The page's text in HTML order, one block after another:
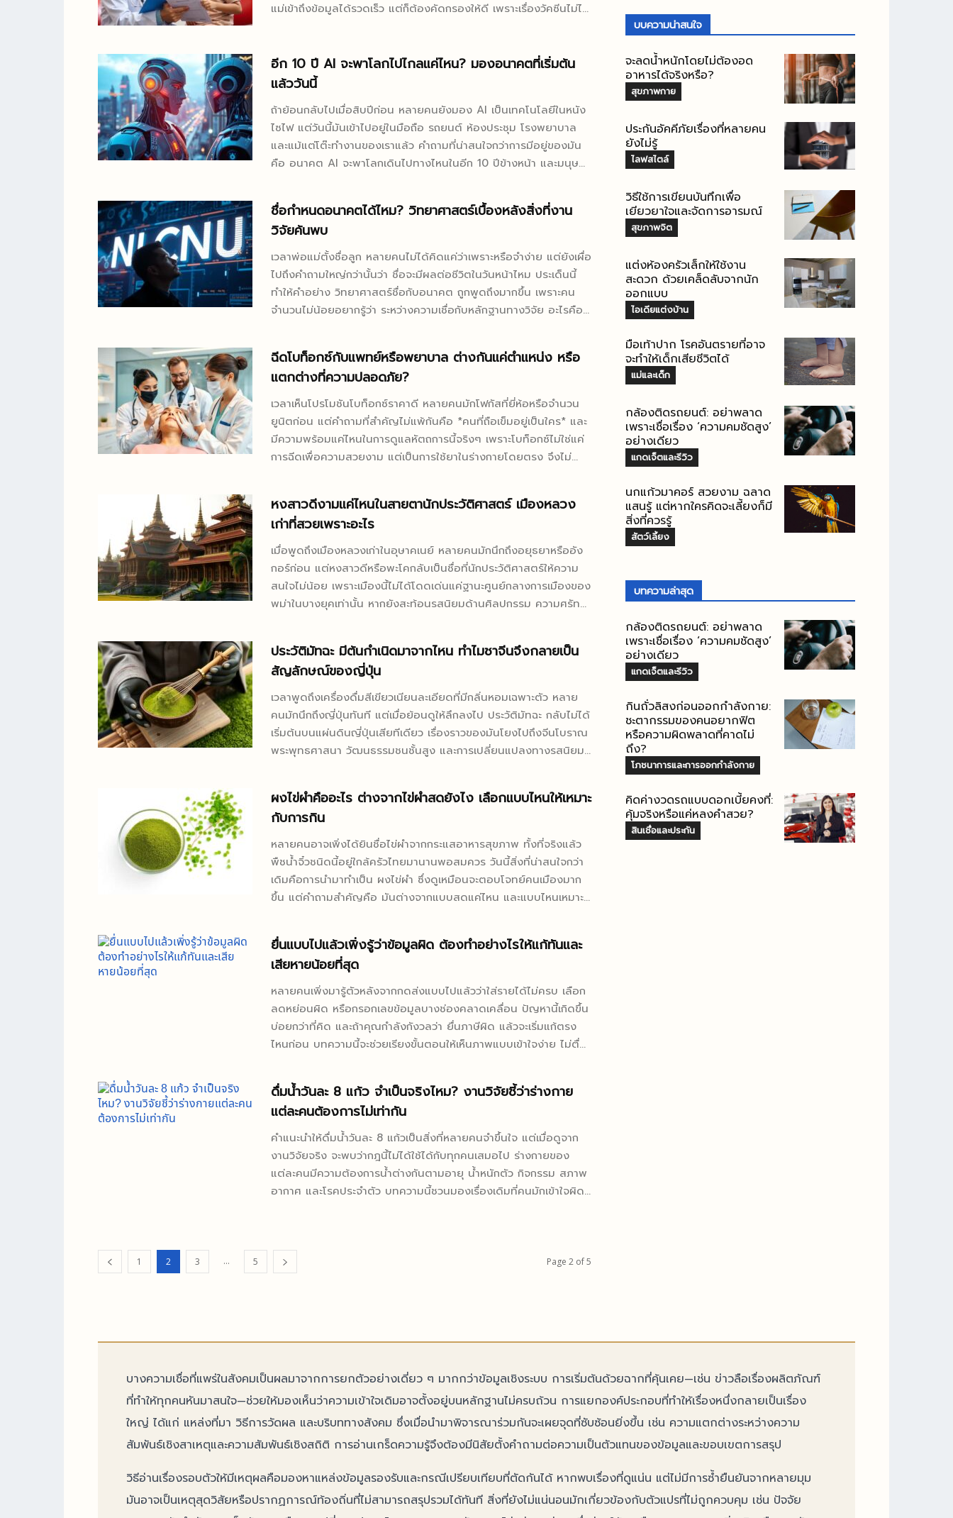
แม่เข้าถึงข้อมูลได้รวดเร็ว แต่ก็ต้องคัดกรองให้ดี เพราะเรื่องวัคซีนไม่ได้
โมเดล “บังคับฉีดทุกเข็มแบบมีโทษอาญา” เหมือนบางประเทศ แต่เลือก
ใช้แนวทางเชิงนโยบายสาธารณสุขที่เข้มแข็งกว่า คือจัดวัคซีนพื้นฐานให้
บทความนี้จะพาไล่เรียงตั้งแต่ฐานกฎหมาย นโยบายรัฐ ไปจนถึงสิทธิ
และหน้าที่ของผู้ปกครอง...
อีก 10 ปี AI จะพาโลกไปไกลแค่ไหน? มองอนาคตที่เริ่มต้น
แล้ววันนี้
ถ้าย้อนกลับไปเมื่อสิบปีก่อน หลายคนยังมอง AI เป็นเทคโนโลยีในหนัง
ไซไฟ แต่วันนี้มันเข้าไปอยู่ในมือถือ รถยนต์ ห้องประชุม โรงพยาบาล
และแม้แต่โต๊ะทำงานของเราแล้ว คำถามที่น่าสนใจกว่าการมีอยู่ของมัน
คือ อนาคต AI จะพาโลกเดินไปทางไหนในอีก 10 ปีข้างหน้า และมนุษย์
ด้านน่ากังวลเพียงอย่างเดียว เพราะ AI กำลังเปลี่ยนสถานะจาก “เครื่อง
มือช่วยงาน” ไปสู่ “โครงสร้างพื้นฐานใหม่”...
ชื่อกำหนดอนาคตได้ไหม? วิทยาศาสตร์เบื้องหลังสิ่งที่งาน
วิจัยค้นพบ
เวลาพ่อแม่ตั้งชื่อลูก หลายคนไม่ได้คิดแค่ว่าเพราะหรือจำง่าย แต่ยังเผื่อ
ไปถึงคำถามใหญ่กว่านั้นว่า ชื่อจะมีผลต่อชีวิตในวันหน้าไหม ประเด็นนี้
ทำให้คำอย่าง วิทยาศาสตร์ชื่อกับอนาคต ถูกพูดถึงมากขึ้น เพราะคน
จำนวนไม่น้อยอยากรู้ว่า ระหว่างความเชื่อกับหลักฐานทางวิจัย อะไรคือ
เศรษฐศาสตร์ และภาษาศาสตร์ชี้ตรงกันว่า ชื่อสามารถส่งผลต่อ ความ
ประทับใจแรก การถูกมองเห็น และโอกาสบางอย่างในชีวิตได้ เพียงแต่
ผลนั้นมักเกิดผ่านการรับรู้ของคนอื่น...
ฉีดโบท็อกซ์กับแพทย์หรือพยาบาล ต่างกันแค่ตำแหน่ง หรือ
แตกต่างที่ความปลอดภัย?
เวลาเห็นโปรโมชันโบท็อกซ์ราคาดี หลายคนมักโฟกัสที่ยี่ห้อหรือจำนวน
ยูนิตก่อน แต่คำถามที่สำคัญไม่แพ้กันคือ *คนที่ถือเข็มอยู่เป็นใคร* และ
มีความพร้อมแค่ไหนในการดูแลหัตถการนี้จริงๆ เพราะโบท็อกซ์ไม่ใช่แค่
การฉีดเพื่อความสวยงาม แต่เป็นการใช้ยาในร่างกายโดยตรง จึงไม่
“เก่งกว่า” แต่อยู่ที่ *ขอบเขตวิชาชีพ ความรับผิดชอบ และความสามารถ
ในการรับมือกับความเสี่ยง* มากกว่า เพราะในโลกความจริง ความ
ปลอดภัยของการฉีดโบท็อกซ์ไม่ได้วัดจากป้ายหน้าห้องเพียงอย่างเดียว
แต่วัดจากคนประเมินเคส คนวางแผนการรักษา และคนที่พร้อมแก้ปัญหา
ได้ทันทีหากเกิดเรื่องไม่คาดคิดทำไมคำถามนี้ถึงสำคัญกว่าที่หลายคนคิด
โบท็อกซ์คือสาร botulinum...
หงสาวดีงามแค่ไหนในสายตานักประวัติศาสตร์ เมืองหลวง
เก่าที่สวยเพราะอะไร
เมื่อพูดถึงเมืองหลวงเก่าในอุษาคเนย์ หลายคนมักนึกถึงอยุธยาหรืออัง
กอร์ก่อน แต่หงสาวดีหรือพะโคกลับเป็นชื่อที่นักประวัติศาสตร์ให้ความ
สนใจไม่น้อย เพราะเมืองนี้ไม่ได้โดดเด่นแค่ฐานะศูนย์กลางการเมืองของ
พม่าในบางยุคเท่านั้น หากยังสะท้อนรสนิยมด้านศิลปกรรม ความศรัทธา
พระราชวัง แต่คือการมองทั้งเมืองในฐานะงานออกแบบที่มีความหมาย
ทางประวัติศาสตร์ซ่อนอยู่ทุกชั้น คำถามที่น่าสนใจก็คือ ถ้ามองด้วย
สายตาของนักประวัติศาสตร์ ความงามของหงสาวดีอยู่ตรงไหนกันแน่
อยู่ที่ยอดเจดีย์สีทองซึ่งมองเห็นแต่ไกล อยู่ที่ผังเมืองซึ่งจัดวางอย่างมี
นัยทางการเมือง หรืออยู่ที่การผสมผสานอิทธิพลมอญกับพม่าจนเกิด
เอกลักษณ์เฉพาะตัว คำตอบจริง ๆ อาจไม่ใช่อย่างใดอย่างหนึ่ง แต่เป็น
ประวัติศาสตร์ศิลป์ คำว่า...
ประวัติมัทฉะ มีต้นกำเนิดมาจากไหน ทำไมชาจีนจึงกลายเป็น
สัญลักษณ์ของญี่ปุ่น
เวลาพูดถึงเครื่องดื่มสีเขียวเนียนละเอียดที่มีกลิ่นหอมเฉพาะตัว หลาย
คนมักนึกถึงญี่ปุ่นทันที แต่เมื่อย้อนดูให้ลึกลงไป ประวัติมัทฉะ กลับไม่ได้
เริ่มต้นบนแผ่นดินญี่ปุ่นเสียทีเดียว เรื่องราวของมันโยงไปถึงจีนโบราณ
พระพุทธศาสนา วัฒนธรรมชนชั้นสูง และการเปลี่ยนแปลงทางรสนิยมที่
กลายเป็นเอกลักษณ์ของอีกประเทศหนึ่ง จากผงชาที่เคยใช้ในจีน สู่พิธีชง
ชาที่พิถีพิถันของญี่ปุ่น และต่อยอดจนเป็นสินค้าระดับโลกในปัจจุบัน นี่
จึงไม่ใช่แค่เรื่องของชา แต่เป็นเรื่องของอารยธรรม ความทรงจำ และ
รสนิยมที่ถูกสร้างขึ้นใหม่มัทฉะมีต้นกำเนิดจากจีน ไม่ใช่ญี่ปุ่นโดยตรง
หากตอบแบบสั้นที่สุด ต้นกำเนิดของมัทฉะต้องย้อนไปที่ จีนในสมัย
ราชวงศ์ถังและราชวงศ์ซ่ง...
ผงไข่ผำคืออะไร ต่างจากไข่ผำสดยังไง เลือกแบบไหนให้เหมาะ
กับการกิน
หลายคนอาจเพิ่งได้ยินชื่อไข่ผำจากกระแสอาหารสุขภาพ ทั้งที่จริงแล้ว
พืชน้ำจิ๋วชนิดนี้อยู่ใกล้ครัวไทยมานานพอสมควร วันนี้สิ่งที่น่าสนใจกว่า
เดิมคือการนำมาทำเป็น ผงไข่ผำ ซึ่งดูเหมือนจะตอบโจทย์คนเมืองมาก
ขึ้น แต่คำถามสำคัญคือ มันต่างจากแบบสดแค่ไหน และแบบไหนเหมาะ
เป็นวัตถุดิบชนิดเดียวกัน แค่ต่างรูปแบบการขายเท่านั้น แต่ในความเป็น
จริง ความต่างระหว่างแบบผงกับแบบสดมีผลทั้งเรื่องรสสัมผัส วิธีใช้
อายุการเก็บรักษา ไปจนถึงคุณค่าทางโภชนาการบางส่วน บทความนี้จะ
พาไล่ดูตั้งแต่ภาพกว้างไปจนถึงรายละเอียดที่คนเลือกซื้อควรรู้ผงไข่ผำ
คืออะไรผงไข่ผำ คือผลิตภัณฑ์ที่ได้จากการนำไข่ผำสด ซึ่งเป็นพืชน้ำ
ขนาดเล็กมากในกลุ่ม Wolffia มาผ่านกระบวนการทำให้แห้ง แล้วบดเป็น
ผงละเอียด จุดประสงค์หลักคือเพื่อให้เก็บได้นาน...
ยื่นแบบไปแล้วเพิ่งรู้ว่าข้อมูลผิด ต้องทำอย่างไรให้แก้ทันและ
เสียหายน้อยที่สุด
หลายคนเพิ่งมารู้ตัวหลังจากกดส่งแบบไปแล้วว่าใส่รายได้ไม่ครบ เลือก
ลดหย่อนผิด หรือกรอกเลขข้อมูลบางช่องคลาดเคลื่อน ปัญหานี้เกิดขึ้น
บ่อยกว่าที่คิด และถ้าคุณกำลังกังวลว่า ยื่นภาษีผิด แล้วจะเริ่มแก้ตรง
ไหนก่อน บทความนี้จะช่วยเรียงขั้นตอนให้เห็นภาพแบบเข้าใจง่าย ไม่ตื่น
อย่าคิดว่าพอยื่นไปแล้วจะย้อนกลับไม่ได้ เพราะในทางปฏิบัติยังมีทางแก้
ไม่ว่าจะเป็นการขอแก้ไขข้อมูล การยื่นเพิ่มเติม หรือการเตรียมเอกสาร
ชี้แจงในกรณีที่ข้อมูลกระทบยอดภาษีที่ต้องจ่ายหรือภาษีที่ขอคืน
ประเด็นคือคุณต้องรู้ก่อนว่า “ผิดแบบไหน” และ “ควรแก้ผ่านช่องทาง
ใด” เพื่อให้เสียเวลาน้อยที่สุดก่อนแก้ ต้องแยกให้ออกว่าผิดแบบไหนข้อ
ผิดพลาดในการยื่นแบบภาษีไม่ได้มีน้ำหนักเท่ากันทั้งหมด...
ดื่มน้ำวันละ 8 แก้ว จำเป็นจริงไหม? งานวิจัยชี้ว่าร่างกาย
แต่ละคนต้องการไม่เท่ากัน
คำแนะนำให้ดื่มน้ำวันละ 8 แก้วเป็นสิ่งที่หลายคนจำขึ้นใจ แต่เมื่อดูจาก
งานวิจัยจริง จะพบว่ากฎนี้ไม่ได้ใช้ได้กับทุกคนเสมอไป ร่างกายของ
แต่ละคนมีความต้องการน้ำต่างกันตามอายุ น้ำหนักตัว กิจกรรม สภาพ
อากาศ และโรคประจำตัว บทความนี้ชวนมองเรื่องเดิมที่คนมักเข้าใจผิด
มีระบบควบคุมสมดุลน้ำที่ละเอียดกว่าที่คิด ความกระหาย สีปัสสาวะ
1 2 3 ... 5 Page 2 of 5
บบความน่าสนใจ
จะลดน้ำหนักโดยไม่ต้องอด
อาหารได้จริงหรือ?
สุขภาพกาย
ประกันอัคคีภัยเรื่องที่หลายคน
ยังไม่รู้
ไลฟสไตล์
วิธีใช้การเขียนบันทึกเพื่อ
เยียวยาใจและจัดการอารมณ์
สุขภาพจิต
แต่งห้องครัวเล็กให้ใช้งาน
สะดวก ด้วยเคล็ดลับจากนัก
ออกแบบ
ไอเดียแต่งบ้าน
มือเท้าปาก โรคอันตรายที่อาจ
จะทำให้เด็กเสียชีวิตได้
แม่และเด็ก
กล้องติดรถยนต์: อย่าพลาด
เพราะเชื่อเรื่อง ‘ความคมชัดสูง’
อย่างเดียว
แกดเจ็ตและรีวิว
นกแก้วมาคอร์ สวยงาม ฉลาด
แสนรู้ แต่หากใครคิดจะเลี้ยงก็มี
สิ่งที่ควรรู้
สัตว์เลี้ยง
บทความล่าสุด
กล้องติดรถยนต์: อย่าพลาด
เพราะเชื่อเรื่อง ‘ความคมชัดสูง’
อย่างเดียว
แกดเจ็ตและรีวิว
กินถั่วลิสงก่อนออกกำลังกาย:
ชะตากรรมของคนอยากฟิต
หรือความผิดพลาดที่คาดไม่
ถึง?
โภชนาการและการออกกำลังกาย
คิดค่างวดรถแบบดอกเบี้ยคงที่:
คุ้มจริงหรือแค่หลงคำสวย?
สินเชื่อและประกัน
บางความเชื่อที่แพร่ในสังคมเป็นผลมาจากการยกตัวอย่างเดี่ยว ๆ มากกว่าข้อมูลเชิงระบบ การเริ่มต้นด้วยฉากที่คุ้นเคย—เช่น ข่าวลือเรื่องผลิตภัณฑ์
ที่ทำให้ทุกคนหันมาสนใจ—ช่วยให้มองเห็นว่าความเข้าใจเดิมอาจตั้งอยู่บนหลักฐานไม่ครบถ้วน การแยกองค์ประกอบที่ทำให้เรื่องหนึ่งกลายเป็นเรื่อง
ใหญ่ ได้แก่ แหล่งที่มา วิธีการวัดผล และบริบททางสังคม ซึ่งเมื่อนำมาพิจารณาร่วมกันจะเผยจุดที่ซับซ้อนยิ่งขึ้น เช่น ความแตกต่างระหว่างความ
สัมพันธ์เชิงสาเหตุและความสัมพันธ์เชิงสถิติ การอ่านเกร็ดความรู้จึงต้องมีนิสัยตั้งคำถามต่อความเป็นตัวแทนของข้อมูลและขอบเขตการสรุป
วิธีอ่านเรื่องรอบตัวให้มีเหตุผลคือมองหาแหล่งข้อมูลรองรับและกรณีเปรียบเทียบที่ตัดกันได้ หากพบเรื่องที่ดูแน่น แต่ไม่มีการซ้ำยืนยันจากหลายมุม
มันอาจเป็นเหตุสุดวิสัยหรือปรากฏการณ์ท้องถิ่นที่ไม่สามารถสรุปรวมได้ทันที สิ่งที่ยังไม่แน่นอนมักเกี่ยวข้องกับตัวแปรที่ไม่ถูกควบคุม เช่น ปัจจัย